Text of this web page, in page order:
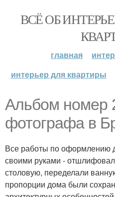
ВСЁ ОБ
главная
интерьер для квартиры
Альбом номер
фотографа в
Все работы по оформлению
своими руками -
столовую, переделали
пропорции дома были